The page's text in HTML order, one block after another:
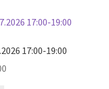
17:00-19:00